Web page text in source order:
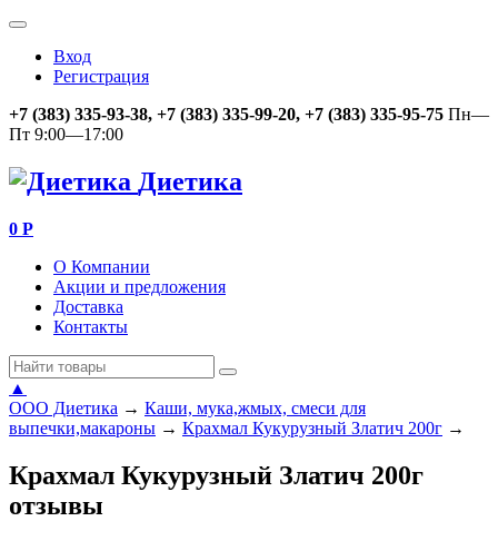
Вход
Регистрация
+7 (383) 335-93-38, +7 (383) 335-99-20, +7 (383) 335-95-75 Пн—
Пт 9:00—17:00
Диетика
0 Р
О Компании
Акции и предложения
Доставка
Контакты
▲
ООО Диетика → Каши, мука,жмых, смеси для
выпечки,макароны → Крахмал Кукурузный Златич 200г →
Крахмал Кукурузный Златич 200г
отзывы